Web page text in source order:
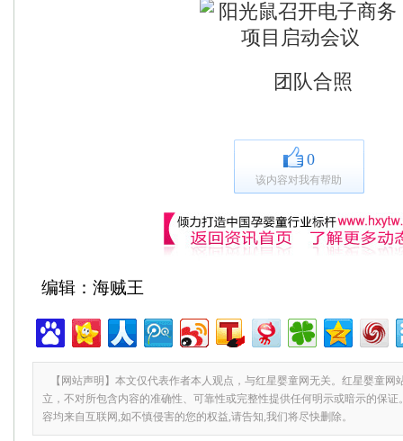
团队合照
0
该内容对我有帮助
编辑：海贼王
【网站声明】本文仅代表作者本人观点，与红星婴童网无关。红星婴童网
立，不对所包含内容的准确性、可靠性或完整性提供任何明示或暗示的保
容均来自互联网,如不慎侵害的您的权益,请告知,我们将尽快删除。